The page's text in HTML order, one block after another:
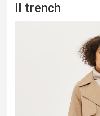
Il trench